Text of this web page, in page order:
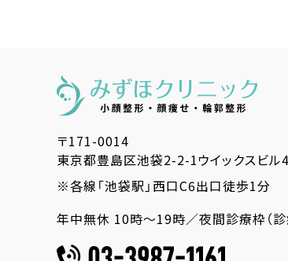
〒171-0014
東京都豊島区池袋2-2-1ウイックスビル
※各線「池袋駅」西口C6出口徒歩1分
年中無休 10時～19時／夜間診療枠（診